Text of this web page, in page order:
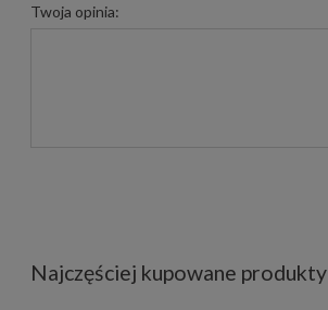
Twoja opinia:
Najczęściej kupowane produkty